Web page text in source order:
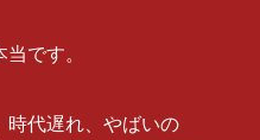
です。
時代遅れ、やばいの